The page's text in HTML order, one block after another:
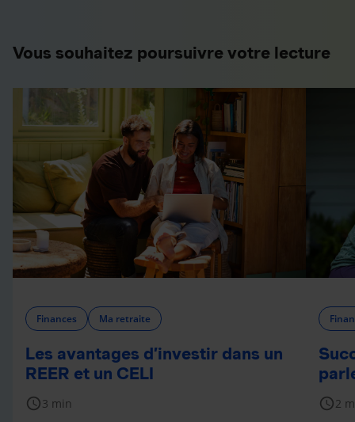
Vous souhaitez poursuivre votre lecture
Finances Ma retraite
Les avantages d’investir dans un
REER et un CELI
schedule 3 min schedule2